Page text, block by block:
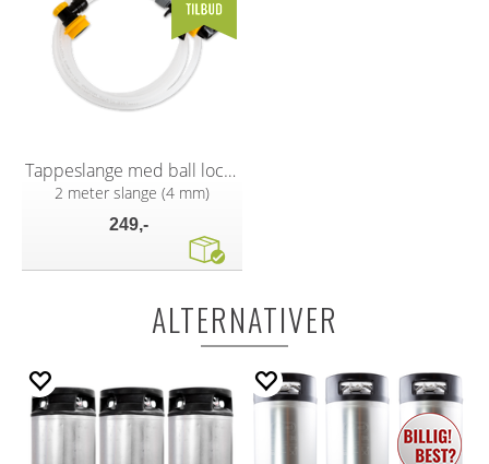
Tappeslange med ball lock og kran
2 meter slange (4 mm)
249,-
ALTERNATIVER